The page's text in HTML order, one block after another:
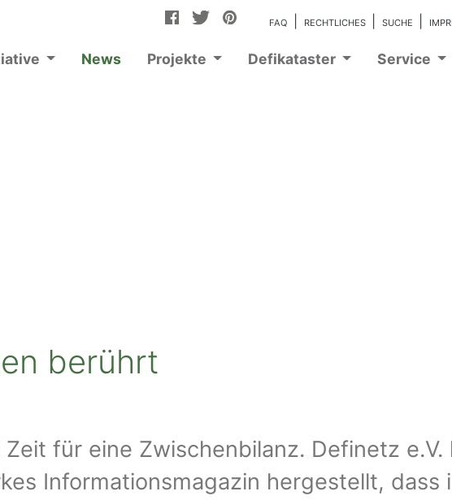
FAQ RECHTLICHES SUCHE
News Projekte Defikataster Service
berührt
für eine Zwischenbilanz. Definetz
Informationsmagazin hergestellt, dass